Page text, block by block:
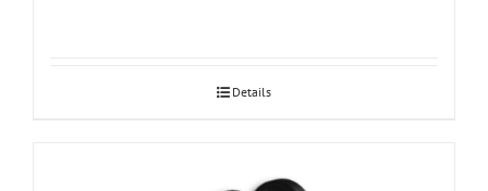
Details